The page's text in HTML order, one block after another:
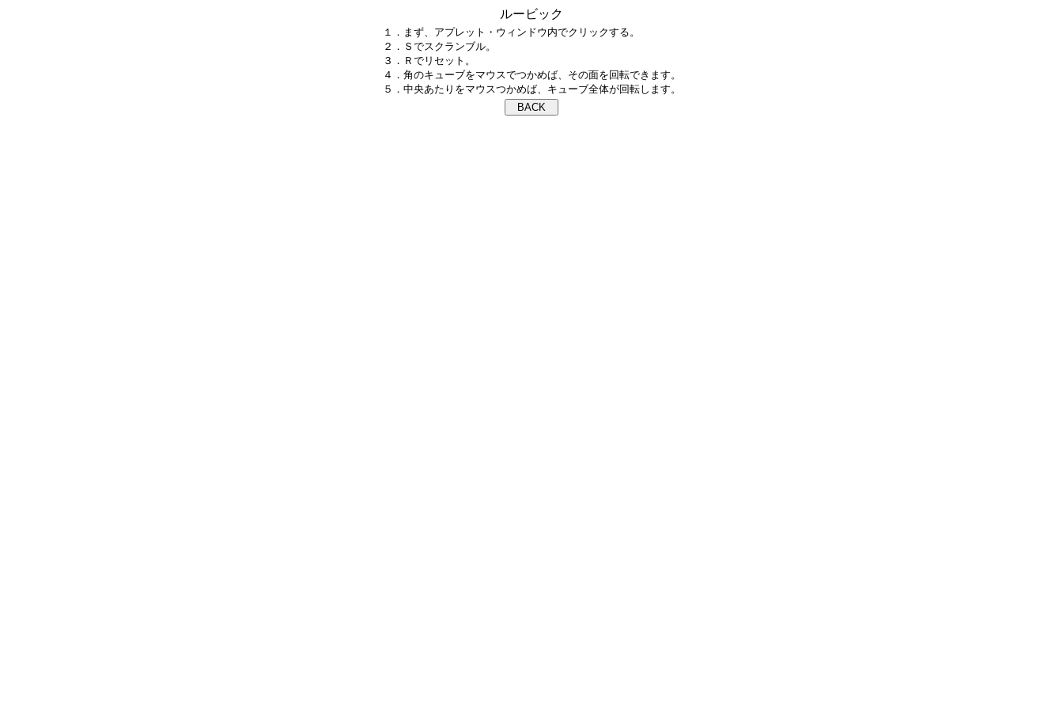
ルービック
１．まず、アプレット・ウィンドウ内でクリックする。
２．Ｓでスクランブル。
３．Ｒでリセット。
４．角のキューブをマウスでつかめば、その面を回転できます。